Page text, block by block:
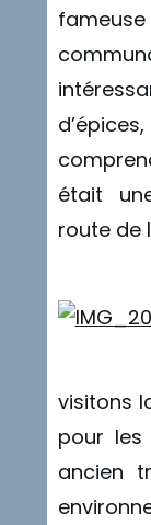
était
route de
visitons
pour les
ancien